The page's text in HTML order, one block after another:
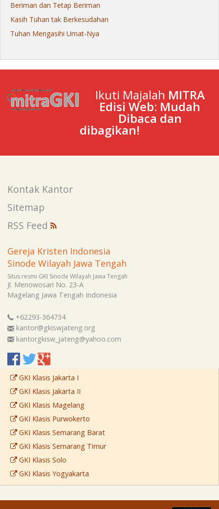
Beriman dan Tetap Beriman
Kasih Tuhan tak Berkesudahan
Tuhan Mengasihi Umat-Nya
Ikuti Majalah MITRA
Edisi Web: Mudah
Dibaca dan
dibagikan!
Kontak Kantor
Sitemap
RSS Feed
Gereja Kristen Indonesia
Sinode Wilayah Jawa Tengah
Situs resmi GKI Sinode Wilayah Jawa Tengah
Jl. Menowosari No. 23-A
Magelang Jawa Tengah Indonesia
+62293-364734
kantor@gkiswjateng.org
kantorgkisw_jateng@yahoo.com
GKI Klasis Jakarta I
GKI Klasis Jakarta II
GKI Klasis Magelang
GKI Klasis Purwokerto
GKI Klasis Semarang Barat
GKI Klasis Semarang Timur
GKI Klasis Solo
GKI Klasis Yogyakarta